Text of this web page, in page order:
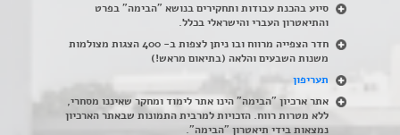
סיוע בהכנת עבודות ותחקירים בנושא "הבימה" בפרט
והתיאטרון העברי והישראלי בכלל.
חדר הצפייה מרווח ובו ניתן לצפות ב- 400 הצגות מצולמות
משנות השבעים והלאה (בתיאום מראש!)
תעריפון
אתר ארכיון "הבימה" הינו אתר לימוד ומחקר שאיננו מסחרי,
ללא מטרות רווח. הזכויות למרבית התמונות שבאתר הארכיון
נמצאות בידי תיאטרון "הבימה".